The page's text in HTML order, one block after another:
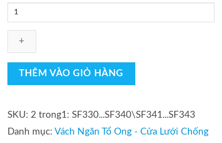
Rèm
ong
trong
1
27mm
|
THÊM VÀO GIỎ HÀNG
SKU: 2 trong1: SF330...SF340\SF341...SF343
Danh mục: Vách Ngăn Tổ Ong - Cửa Lưới Chống